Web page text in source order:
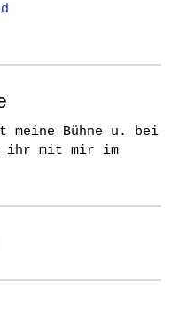
meine Bühne u. bei
ihr mit mir im